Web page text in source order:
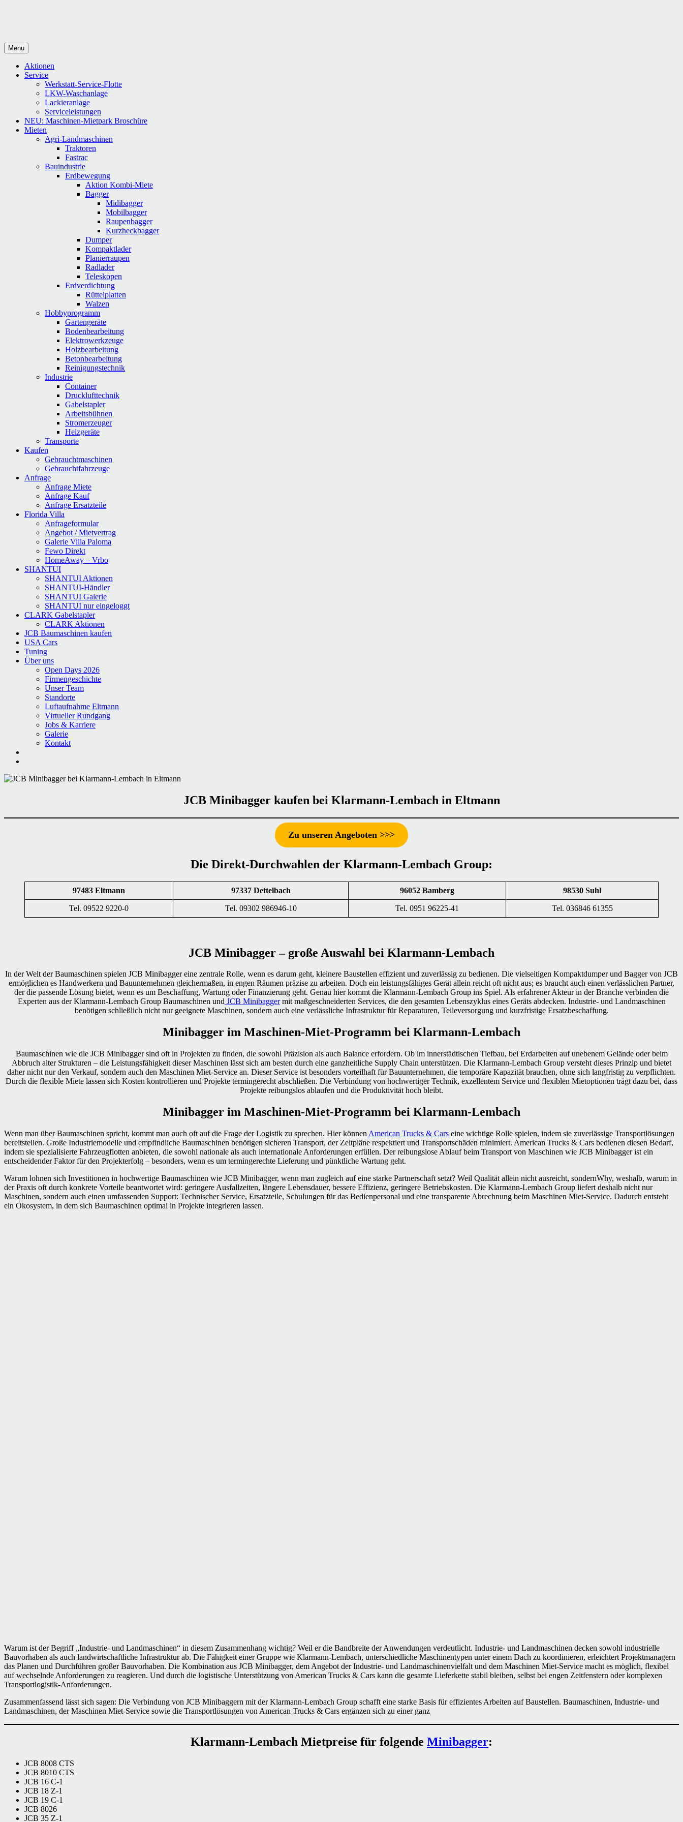
Menu
Aktionen
Service
Werkstatt-Service-Flotte
LKW-Waschanlage
Lackieranlage
Serviceleistungen
NEU: Maschinen-Mietpark Broschüre
Mieten
Agri-Landmaschinen
Traktoren
Fastrac
Bauindustrie
Erdbewegung
Aktion Kombi-Miete
Bagger
Midibagger
Mobilbagger
Raupenbagger
Kurzheckbagger
Dumper
Kompaktlader
Planierraupen
Radlader
Teleskopen
Erdverdichtung
Rüttelplatten
Walzen
Hobbyprogramm
Gartengeräte
Bodenbearbeitung
Elektrowerkzeuge
Holzbearbeitung
Betonbearbeitung
Reinigungstechnik
Industrie
Container
Drucklufttechnik
Gabelstapler
Arbeitsbühnen
Stromerzeuger
Heizgeräte
Transporte
Kaufen
Gebrauchtmaschinen
Gebrauchtfahrzeuge
Anfrage
Anfrage Miete
Anfrage Kauf
Anfrage Ersatzteile
Florida Villa
Anfrageformular
Angebot / Mietvertrag
Galerie Villa Paloma
Fewo Direkt
HomeAway – Vrbo
SHANTUI
SHANTUI Aktionen
SHANTUI-Händler
SHANTUI Galerie
SHANTUI nur eingeloggt
CLARK Gabelstapler
CLARK Aktionen
JCB Baumaschinen kaufen
USA Cars
Tuning
Über uns
Open Days 2026
Firmengeschichte
Unser Team
Standorte
Luftaufnahme Eltmann
Virtueller Rundgang
Jobs & Karriere
Galerie
Kontakt
JCB Minibagger kaufen bei Klarmann-Lembach in Eltmann
Zu unseren Angeboten >>>
Die Direkt-Durchwahlen der Klarmann-Lembach Group:
97483 Eltmann 97337 Dettelbach 96052 Bamberg 98530 Suhl
Tel. 09522 9220-0 Tel. 09302 986946-10 Tel. 0951 96225-41 Tel. 036846 61355
JCB Minibagger – große Auswahl bei Klarmann-Lembach
In der Welt der Baumaschinen spielen JCB Minibagger eine zentrale Rolle, wenn es darum geht, kleinere Baustellen effizient und zuverlässig zu bedienen. Die vielseitigen Kompaktdumper und Bagger von JCB
ermöglichen es Handwerkern und Bauunternehmen gleichermaßen, in engen Räumen präzise zu arbeiten. Doch ein leistungsfähiges Gerät allein reicht oft nicht aus; es braucht auch einen verlässlichen Partner,
der die passende Lösung bietet, wenn es um Beschaffung, Wartung oder Finanzierung geht. Genau hier kommt die Klarmann-Lembach Group ins Spiel. Als erfahrener Akteur in der Branche verbinden die
Experten aus der Klarmann-Lembach Group Baumaschinen undJCB Minibaggermit maßgeschneiderten Services, die den gesamten Lebenszyklus eines Geräts abdecken. Industrie- und Landmaschinen
benötigen schließlich nicht nur geeignete Maschinen, sondern auch eine verlässliche Infrastruktur für Reparaturen, Teileversorgung und kurzfristige Ersatzbeschaffung.
Minibagger im Maschinen-Miet-Programm bei Klarmann-Lembach
Baumaschinen wie die JCB Minibagger sind oft in Projekten zu finden, die sowohl Präzision als auch Balance erfordern. Ob im innerstädtischen Tiefbau, bei Erdarbeiten auf unebenem Gelände oder beim
Abbruch alter Strukturen – die Leistungsfähigkeit dieser Maschinen lässt sich am besten durch eine ganzheitliche Supply Chain unterstützen. Die Klarmann-Lembach Group versteht dieses Prinzip und bietet
daher nicht nur den Verkauf, sondern auch den Maschinen Miet-Service an. Dieser Service ist besonders vorteilhaft für Bauunternehmen, die temporäre Kapazität brauchen, ohne sich langfristig zu verpflichten.
Durch die flexible Miete lassen sich Kosten kontrollieren und Projekte termingerecht abschließen. Die Verbindung von hochwertiger Technik, exzellentem Service und flexiblen Mietoptionen trägt dazu bei, dass
Projekte reibungslos ablaufen und die Produktivität hoch bleibt.
Minibagger im Maschinen-Miet-Programm bei Klarmann-Lembach
Wenn man über Baumaschinen spricht, kommt man auch oft auf die Frage der Logistik zu sprechen. Hier können American Trucks & Cars eine wichtige Rolle spielen, indem sie zuverlässige Transportlösungen
bereitstellen. Große Industriemodelle und empfindliche Baumaschinen benötigen sicheren Transport, der Zeitpläne respektiert und Transportschäden minimiert. American Trucks & Cars bedienen diesen Bedarf,
indem sie spezialisierte Fahrzeugflotten anbieten, die sowohl nationale als auch internationale Anforderungen erfüllen. Der reibungslose Ablauf beim Transport von Maschinen wie JCB Minibagger ist ein
entscheidender Faktor für den Projekterfolg – besonders, wenn es um termingerechte Lieferung und pünktliche Wartung geht.
Warum lohnen sich Investitionen in hochwertige Baumaschinen wie JCB Minibagger, wenn man zugleich auf eine starke Partnerschaft setzt? Weil Qualität allein nicht ausreicht, sondernWhy, weshalb, warum in
der Praxis oft durch konkrete Vorteile beantwortet wird: geringere Ausfallzeiten, längere Lebensdauer, bessere Effizienz, geringere Betriebskosten. Die Klarmann-Lembach Group liefert deshalb nicht nur
Maschinen, sondern auch einen umfassenden Support: Technischer Service, Ersatzteile, Schulungen für das Bedienpersonal und eine transparente Abrechnung beim Maschinen Miet-Service. Dadurch entsteht
ein Ökosystem, in dem sich Baumaschinen optimal in Projekte integrieren lassen.
Warum ist der Begriff „Industrie- und Landmaschinen“ in diesem Zusammenhang wichtig? Weil er die Bandbreite der Anwendungen verdeutlicht. Industrie- und Landmaschinen decken sowohl industrielle
Bauvorhaben als auch landwirtschaftliche Infrastruktur ab. Die Fähigkeit einer Gruppe wie Klarmann-Lembach, unterschiedliche Maschinentypen unter einem Dach zu koordinieren, erleichtert Projektmanagern
das Planen und Durchführen großer Bauvorhaben. Die Kombination aus JCB Minibagger, dem Angebot der Industrie- und Landmaschinenvielfalt und dem Maschinen Miet-Service macht es möglich, flexibel
auf wechselnde Anforderungen zu reagieren. Und durch die logistische Unterstützung von American Trucks & Cars kann die gesamte Lieferkette stabil bleiben, selbst bei engen Zeitfenstern oder komplexen
Transportlogistik-Anforderungen.
Zusammenfassend lässt sich sagen: Die Verbindung von JCB Minibaggern mit der Klarmann-Lembach Group schafft eine starke Basis für effizientes Arbeiten auf Baustellen. Baumaschinen, Industrie- und
Landmaschinen, der Maschinen Miet-Service sowie die Transportlösungen von American Trucks & Cars ergänzen sich zu einer ganz
Klarmann-Lembach Mietpreise für folgende Minibagger:
JCB 8008 CTS
JCB 8010 CTS
JCB 16 C-1
JCB 18 Z-1
JCB 19 C-1
JCB 8026
JCB 35 Z-1